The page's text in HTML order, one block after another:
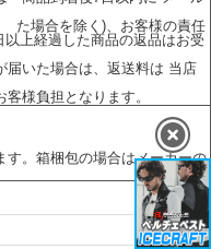
た場合を除く)、お客様の責任
上経過した商品の返品はお受
いた場合は、返送料は 当店
様負担となります。
す。箱梱包の場合はメーカーの